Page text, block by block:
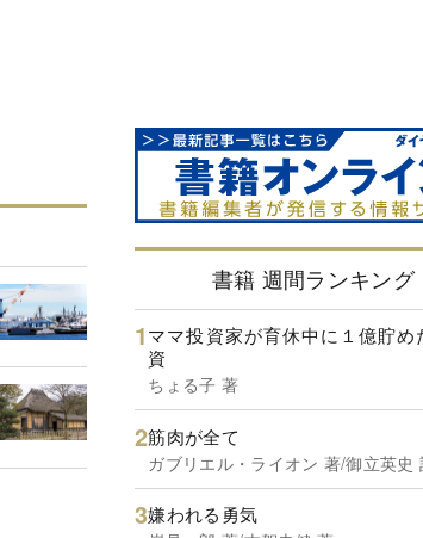
書籍 週間ランキング
ママ投資家が育休中に１億貯め
資
ちょる子 著
筋肉が全て
ガブリエル・ライオン 著/御立英史
嫌われる勇気